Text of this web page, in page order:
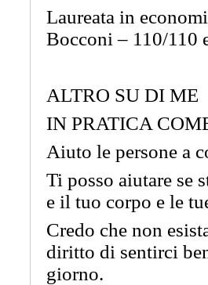
Laureata in
Bocconi – 110/110
ALTRO SU DI ME
IN PRATICA
Aiuto le persone a
Ti posso aiutare se
e il tuo corpo e le
Credo che non
diritto di sentirci
giorno.